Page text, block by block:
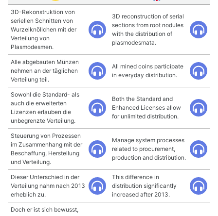
3D-Rekonstruktion von
seriellen Schnitten von
Wurzelknöllchen mit der
Verteilung von
Plasmodesmen.
3D reconstruction of serial
sections from root nodules
with the distribution of
plasmodesmata.
Alle abgebauten Münzen
nehmen an der täglichen
Verteilung teil.
All mined coins participate
in everyday distribution.
Sowohl die Standard- als
auch die erweiterten
Lizenzen erlauben die
unbegrenzte Verteilung.
Both the Standard and
Enhanced Licenses allow
for unlimited distribution.
Steuerung von Prozessen
im Zusammenhang mit der
Beschaffung, Herstellung
und Verteilung.
Manage system processes
related to procurement,
production and distribution.
Dieser Unterschied in der
Verteilung nahm nach 2013
erheblich zu.
This difference in
distribution significantly
increased after 2013.
Doch er ist sich bewusst,